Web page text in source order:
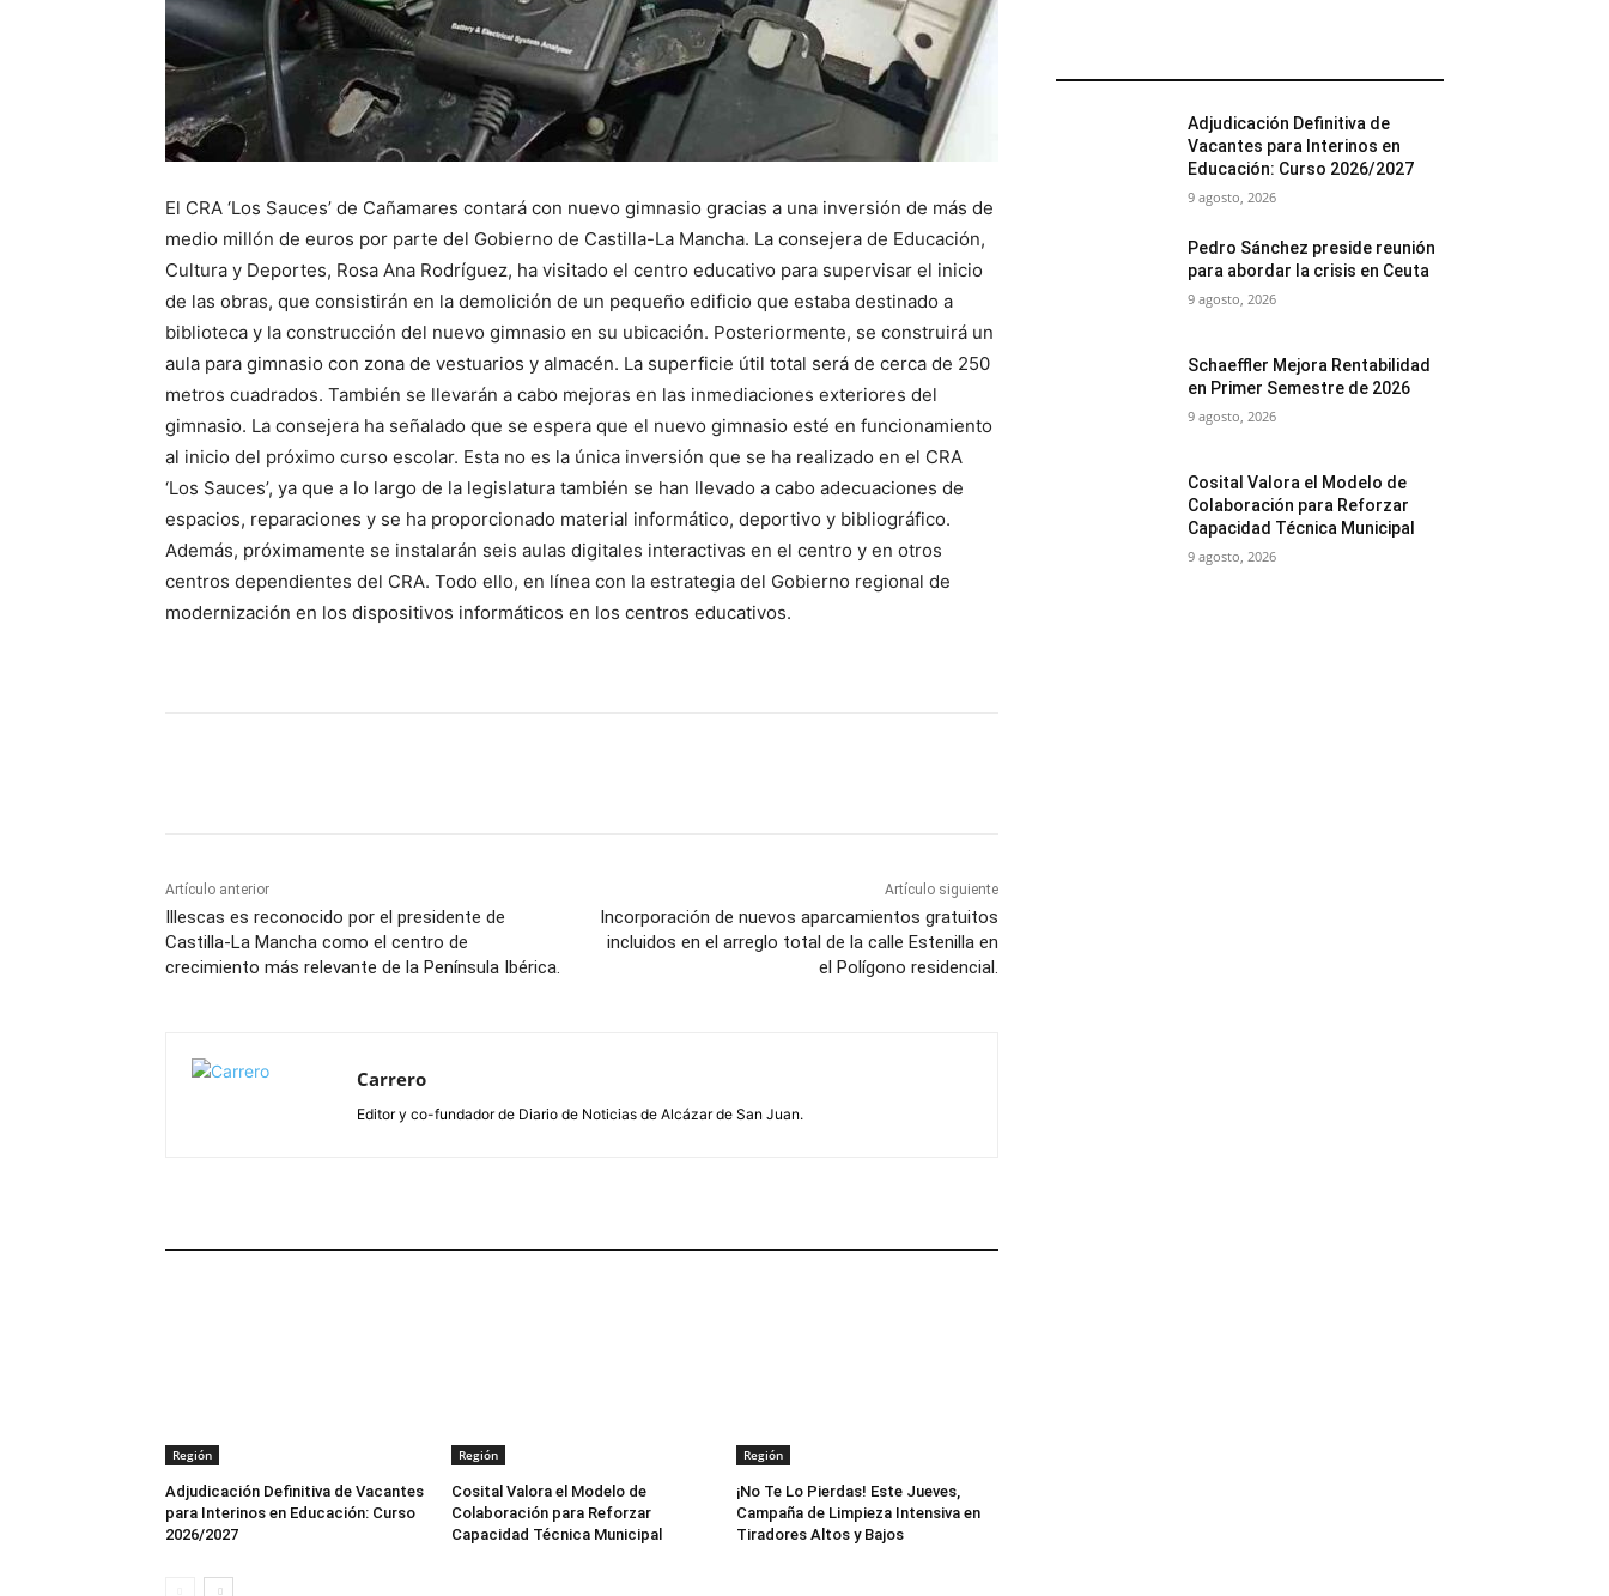
El CRA ‘Los Sauces’ de Cañamares contará con nuevo gimnasio gracias a una inversión de más de
medio millón de euros por parte del Gobierno de Castilla-La Mancha. La consejera de Educación,
Cultura y Deportes, Rosa Ana Rodríguez, ha visitado el centro educativo para supervisar el inicio
de las obras, que consistirán en la demolición de un pequeño edificio que estaba destinado a
biblioteca y la construcción del nuevo gimnasio en su ubicación. Posteriormente, se construirá un
aula para gimnasio con zona de vestuarios y almacén. La superficie útil total será de cerca de 250
metros cuadrados. También se llevarán a cabo mejoras en las inmediaciones exteriores del
gimnasio. La consejera ha señalado que se espera que el nuevo gimnasio esté en funcionamiento
al inicio del próximo curso escolar. Esta no es la única inversión que se ha realizado en el CRA
‘Los Sauces’, ya que a lo largo de la legislatura también se han llevado a cabo adecuaciones de
espacios, reparaciones y se ha proporcionado material informático, deportivo y bibliográfico.
Además, próximamente se instalarán seis aulas digitales interactivas en el centro y en otros
centros dependientes del CRA. Todo ello, en línea con la estrategia del Gobierno regional de
modernización en los dispositivos informáticos en los centros educativos.
Artículo anterior
Illescas es reconocido por el presidente de
Castilla-La Mancha como el centro de
crecimiento más relevante de la Península Ibérica.
Artículo siguiente
Incorporación de nuevos aparcamientos gratuitos
incluidos en el arreglo total de la calle Estenilla en
el Polígono residencial.
Carrero
Editor y co-fundador de Diario de Noticias de Alcázar de San Juan.
Región
Adjudicación Definitiva de Vacantes
para Interinos en Educación: Curso
2026/2027
Región
Cosital Valora el Modelo de
Colaboración para Reforzar
Capacidad Técnica Municipal
Región
¡No Te Lo Pierdas! Este Jueves,
Campaña de Limpieza Intensiva en
Tiradores Altos y Bajos
Adjudicación Definitiva de
Vacantes para Interinos en
Educación: Curso 2026/2027
9 agosto, 2026
Pedro Sánchez preside reunión
para abordar la crisis en Ceuta
9 agosto, 2026
Schaeffler Mejora Rentabilidad
en Primer Semestre de 2026
9 agosto, 2026
Cosital Valora el Modelo de
Colaboración para Reforzar
Capacidad Técnica Municipal
9 agosto, 2026